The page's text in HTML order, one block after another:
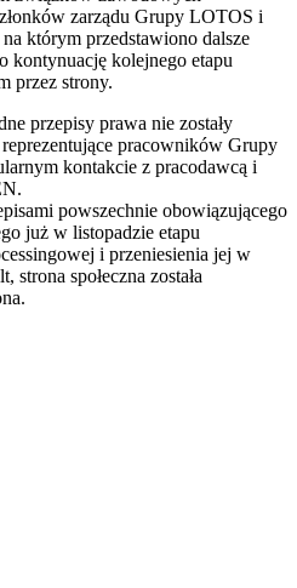
zarządu Grupy LOTOS i
którym przedstawiono dalsze
kontynuację kolejnego etapu
przez strony.
przepisy prawa nie zostały
pracowników Grupy
kontakcie z pracodawcą i
powszechnie obowiązującego
już w listopadzie etapu
i przeniesienia jej w
strona społeczna została